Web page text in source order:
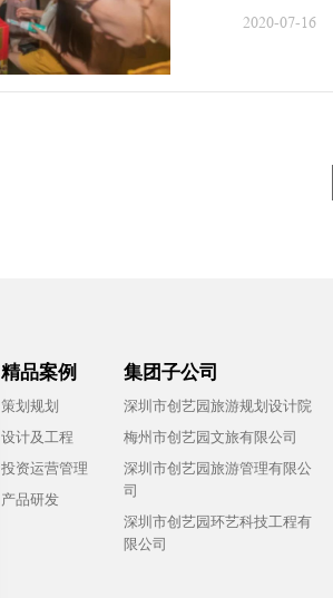
2020-07-16
精品案例
策划规划
设计及工程
投资运营管理
产品研发
集团子公司
深圳市创艺园旅游规划设计院
梅州市创艺园文旅有限公司
深圳市创艺园旅游管理有限公
司
深圳市创艺园环艺科技工程有
限公司